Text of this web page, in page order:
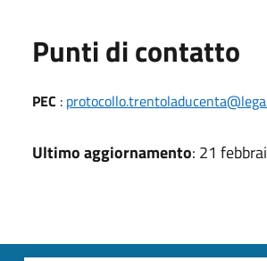
Punti di contatto
PEC :
Ultimo aggiornamento: 21